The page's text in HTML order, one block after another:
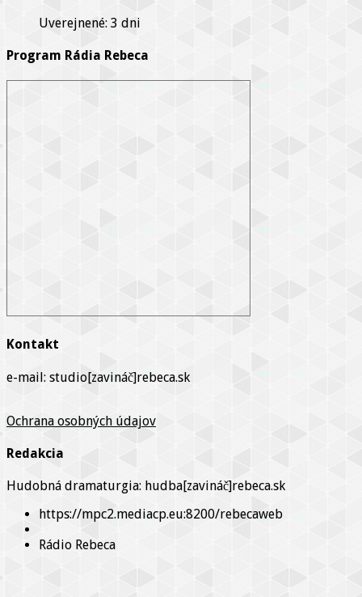
Uverejnené: 3 dni
Program Rádia Rebeca
Kontakt
e-mail: studio[zavináč]rebeca.sk
Ochrana osobných údajov
Redakcia
Hudobná dramaturgia: hudba[zavináč]rebeca.sk
https://mpc2.mediacp.eu:8200/rebecaweb
Rádio Rebeca